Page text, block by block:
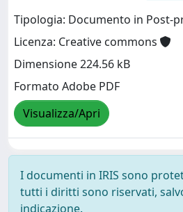
Tipologia: Documento in Post-
Licenza: Creative commons
Dimensione 224.56 kB
Formato Adobe PDF
Visualizza/Apri
I documenti in IRIS sono
tutti i diritti sono riservati,
indicazione.